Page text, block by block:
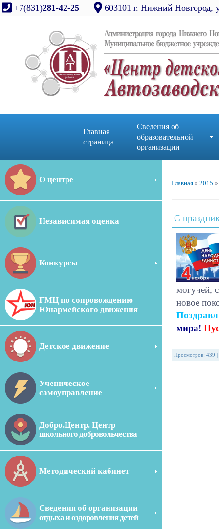
+7(831)281-42-25 603101 г. Нижний Новгород,
Главная
страница
Сведения об
образовательной
организации
О центре
Независимая оценка
Конкурсы
ГМЦ по сопровождению
Юнармейского движения
Детское движение
Ученическое
самоуправление
Добро.Центр. Центр
школьного добровольчества
Методический кабинет
Сведения об организации
отдыха и оздоровления детей
Главная » 2015 »
С
могучей,
новое
мира!
Просмотров: 439